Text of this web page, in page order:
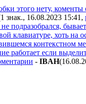
этого нету,
знак., 16.08.2023 15:41 ,
подразобрался,
клавиатуре, хоть
контекстном
работает если
- IBAH